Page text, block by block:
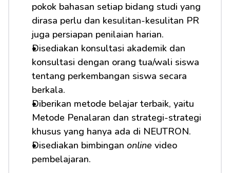
pokok bahasan setiap bidang studi yang
dirasa perlu dan kesulitan-kesulitan PR
juga persiapan penilaian harian.
Disediakan konsultasi akademik dan
konsultasi dengan orang tua/wali siswa
tentang perkembangan siswa secara
berkala.
Diberikan metode belajar terbaik, yaitu
Metode Penalaran dan strategi-strategi
khusus yang hanya ada di NEUTRON.
Disediakan bimbingan online video
pembelajaran.